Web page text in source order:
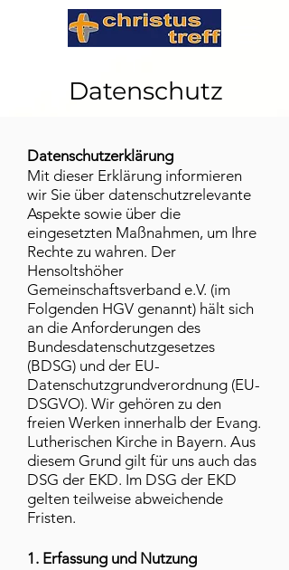
Datenschutz
Datenschutzerklärung
Mit dieser Erklärung informieren
wir Sie über datenschutzrelevante
Aspekte sowie über die
eingesetzten Maßnahmen, um Ihre
Rechte zu wahren. Der
Hensoltshöher
Gemeinschaftsverband e.V. (im
Folgenden HGV genannt) hält sich
an die Anforderungen des
Bundesdatenschutzgesetzes
(BDSG) und der EU-
Datenschutzgrundverordnung (EU-
DSGVO). Wir gehören zu den
freien Werken innerhalb der Evang.
Lutherischen Kirche in Bayern. Aus
diesem Grund gilt für uns auch das
DSG der EKD. Im DSG der EKD
gelten teilweise abweichende
Fristen.
1. Erfassung und Nutzung